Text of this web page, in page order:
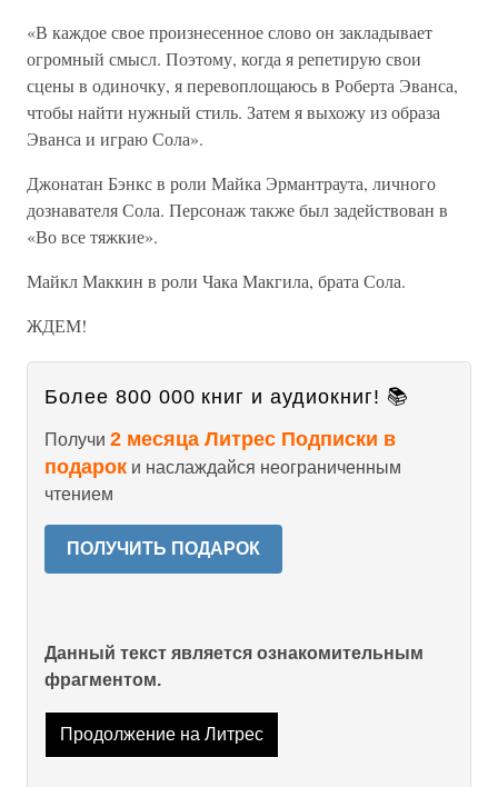
«В каждое свое произнесенное слово он закладывает
огромный смысл. Поэтому, когда я репетирую свои
сцены в одиночку, я перевоплощаюсь в Роберта Эванса,
чтобы найти нужный стиль. Затем я выхожу из образа
Эванса и играю Сола».
Джонатан Бэнкс в роли Майка Эрмантраута, личного
дознавателя Сола. Персонаж также был задействован в
«Во все тяжкие».
Майкл Маккин в роли Чака Макгила, брата Сола.
ЖДЕМ!
Более 800 000 книг и аудиокниг! 📚
Получи 2 месяца Литрес Подписки в
подарок и наслаждайся неограниченным
чтением
ПОЛУЧИТЬ ПОДАРОК
Данный текст является ознакомительным
фрагментом.
Продолжение на Литрес